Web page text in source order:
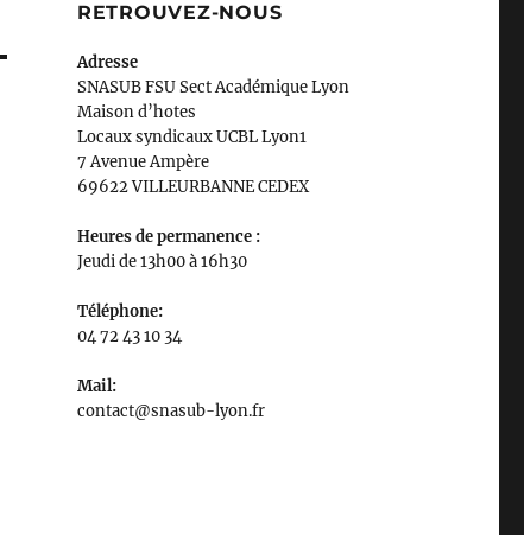
RETROUVEZ-NOUS
Adresse
SNASUB FSU Sect Académique Lyon
Maisond’hotes
Locaux syndicaux UCBL Lyon1
7 Avenue Ampère
69622 VILLEURBANNE CEDEX
Heures de permanence :
Jeudi de 13h00 à 16h30
Téléphone:
04 72 43 10 34
Mail:
contact@snasub-lyon.fr